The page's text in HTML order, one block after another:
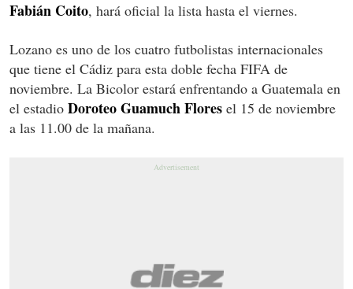
Fabián Coito, hará oficial la lista hasta el viernes.
Lozano es uno de los cuatro futbolistas internacionales
que tiene el Cádiz para esta doble fecha FIFA de
noviembre. La Bicolor estará enfrentando a Guatemala en
el estadio Doroteo Guamuch Flores el 15 de noviembre
a las 11.00 de la mañana.